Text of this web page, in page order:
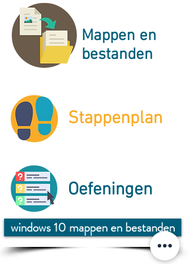
Mappen en
bestanden
Stappenplan
Oefeningen
windows 10 mappen en bestanden